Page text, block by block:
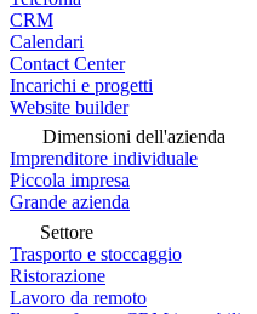
CRM
Calendari
Contact Center
Incarichi e progetti
Website builder
Dimensioni dell'azienda
Imprenditore individuale
Piccola impresa
Grande azienda
Settore
Trasporto e stoccaggio
Ristorazione
Lavoro da remoto